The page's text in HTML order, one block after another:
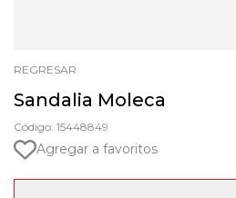
REGRESAR
Sandalia Moleca
Código: 15448849
Agregar a favoritos